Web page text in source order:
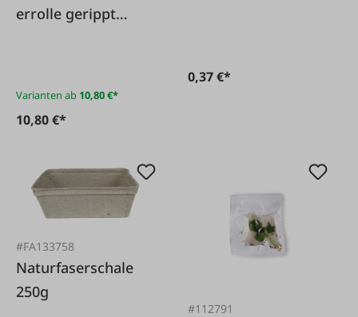
errolle gerippt
Varianten ab 10,80 €*
10,80 €*
0,37 €*
#FA133758
Naturfaserschale
250g
#112791